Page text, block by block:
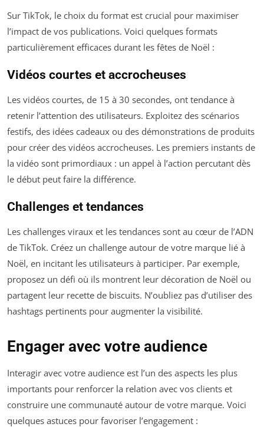
Sur TikTok, le choix du format est crucial pour maximiser
l’impact de vos publications. Voici quelques formats
particulièrement efficaces durant les fêtes de Noël :
Vidéos courtes et accrocheuses
Les vidéos courtes, de 15 à 30 secondes, ont tendance à
retenir l’attention des utilisateurs. Exploitez des scénarios
festifs, des idées cadeaux ou des démonstrations de produits
pour créer des vidéos accrocheuses. Les premiers instants de
la vidéo sont primordiaux : un appel à l’action percutant dès
le début peut faire la différence.
Challenges et tendances
Les challenges viraux et les tendances sont au cœur de l’ADN
de TikTok. Créez un challenge autour de votre marque lié à
Noël, en incitant les utilisateurs à participer. Par exemple,
proposez un défi où ils montrent leur décoration de Noël ou
partagent leur recette de biscuits. N’oubliez pas d’utiliser des
hashtags pertinents pour augmenter la visibilité.
Engager avec votre audience
Interagir avec votre audience est l’un des aspects les plus
importants pour renforcer la relation avec vos clients et
construire une communauté autour de votre marque. Voici
quelques astuces pour favoriser l’engagement :